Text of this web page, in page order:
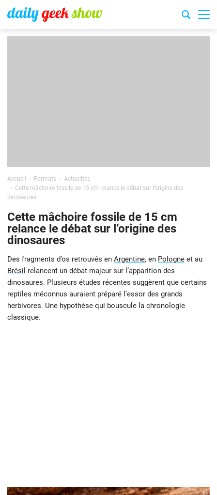
Accueil Formats
Actualités
Cette mâchoire fossile de 15 cm relance le débat sur l’origine des
dinosaures
Cette mâchoire fossile de 15 cm
relance le débat sur l’origine des
dinosaures
Des fragments d’os retrouvés en Argentine, en Pologne et au
Brésil relancent un débat majeur sur l’apparition des
dinosaures. Plusieurs études récentes suggèrent que certains
reptiles méconnus auraient préparé l’essor des grands
herbivores. Une hypothèse qui bouscule la chronologie
classique.